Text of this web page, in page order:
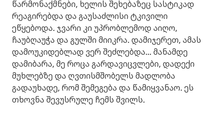
წარმონაქმნები, ხელის შეხებაზეც სასტიკად
რეაგირებდა და გაუსაძლისი ტკივილი
ეწყებოდა. ჯვარი კი უპრობლემოდ აიღო,
ჩაუბღაუჭა და გულში მიიკრა. დამიჯერეთ, ამას
დამოუკიდებლად ვერ შეძლებდა... მანამდე
დამიბარა, მე როცა გარდავიცვლები, დადექი
მუხლებზე და ღვთისმშობელს მადლობა
გადაუხადე, რომ შემეგება და წამიყვანაო. ეს
თხოვნა შევუსრულე ჩემს შვილს.